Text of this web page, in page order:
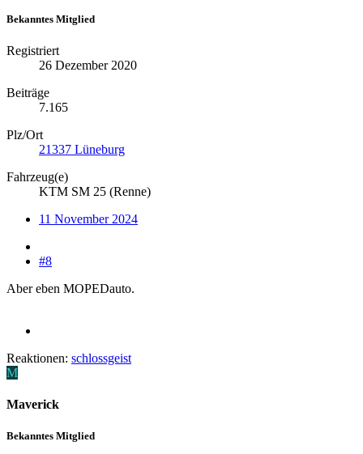
Bekanntes Mitglied
Registriert
26 Dezember 2020
Beiträge
7.165
Plz/Ort
21337 Lüneburg
Fahrzeug(e)
KTM SM 25 (Renne)
11 November 2024
#8
Aber eben MOPEDauto.
Reaktionen: schlossgeist
M
Maverick
Bekanntes Mitglied